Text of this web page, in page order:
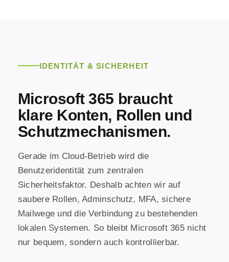
IDENTITÄT & SICHERHEIT
Microsoft 365 braucht
klare Konten, Rollen und
Schutzmechanismen.
Gerade im Cloud-Betrieb wird die
Benutzeridentität zum zentralen
Sicherheitsfaktor. Deshalb achten wir auf
saubere Rollen, Adminschutz, MFA, sichere
Mailwege und die Verbindung zu bestehenden
lokalen Systemen. So bleibt Microsoft 365 nicht
nur bequem, sondern auch kontrollierbar.